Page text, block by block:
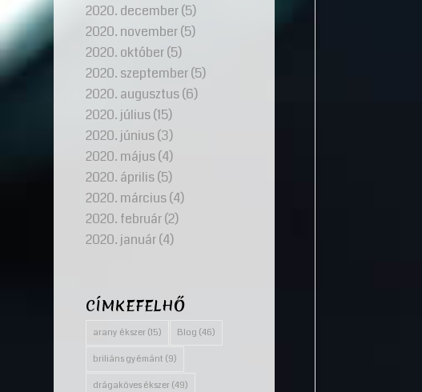
2020. december(5)
2020. november(5)
2020. október(5)
2020. szeptember(5)
2020. augusztus(6)
2020. július(15)
2020. június(3)
2020. május(4)
2020. április(5)
2020. március(4)
2020. február(2)
2020. január(4)
CÍMKEFELHŐ
arany ékszer (15) Blog (46)
briliáns gyémánt (9)
drágaköves ékszer (49)